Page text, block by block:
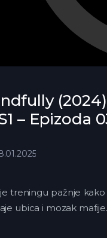
– Epizoda
treningu pažnje
ubica i mozak mafije.